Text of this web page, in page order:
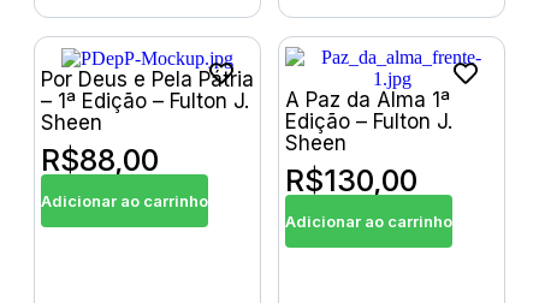
Por Deus e Pela Pátria
– 1ª Edição – Fulton J.
Sheen
R$88,00
Adicionar ao carrinho
A Paz da Alma 1ª
Edição – Fulton J.
Sheen
R$130,00
Adicionar ao carrinho